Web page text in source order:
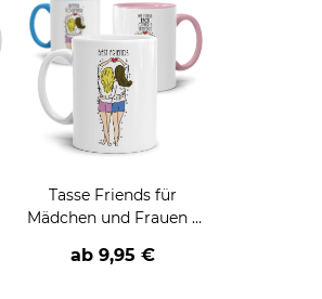
Tasse Friends für
Mädchen und Frauen -
ab 9,95 €